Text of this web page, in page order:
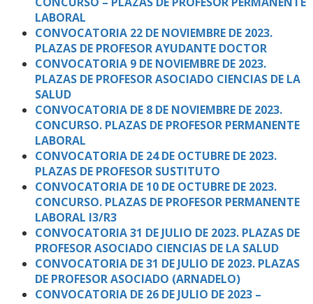
LABORAL
CONVOCATORIA 22 DE NOVIEMBRE DE 2023.
PLAZAS DE PROFESOR AYUDANTE DOCTOR
CONVOCATORIA 9 DE NOVIEMBRE DE 2023.
PLAZAS DE PROFESOR ASOCIADO CIENCIAS DE LA
SALUD
CONVOCATORIA DE 8 DE NOVIEMBRE DE 2023.
CONCURSO. PLAZAS DE PROFESOR PERMANENTE
LABORAL
CONVOCATORIA DE 24 DE OCTUBRE DE 2023.
PLAZAS DE PROFESOR SUSTITUTO
CONVOCATORIA DE 10 DE OCTUBRE DE 2023.
CONCURSO. PLAZAS DE PROFESOR PERMANENTE
LABORAL I3/R3
CONVOCATORIA 31 DE JULIO DE 2023. PLAZAS DE
PROFESOR ASOCIADO CIENCIAS DE LA SALUD
CONVOCATORIA DE 31 DE JULIO DE 2023. PLAZAS
DE PROFESOR ASOCIADO (ARNADELO)
CONVOCATORIA DE 26 DE JULIO DE 2023 –